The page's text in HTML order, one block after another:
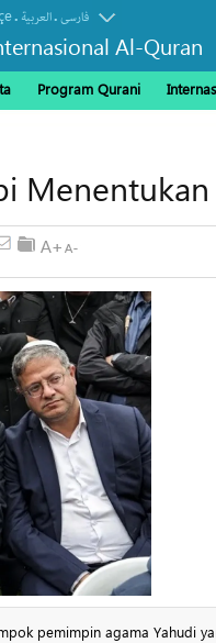
. العربیة.فارسی
Al-Quran
Program Qurani
pemimpin agama Yahudi